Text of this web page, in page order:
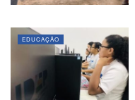
EDUCAÇÃO